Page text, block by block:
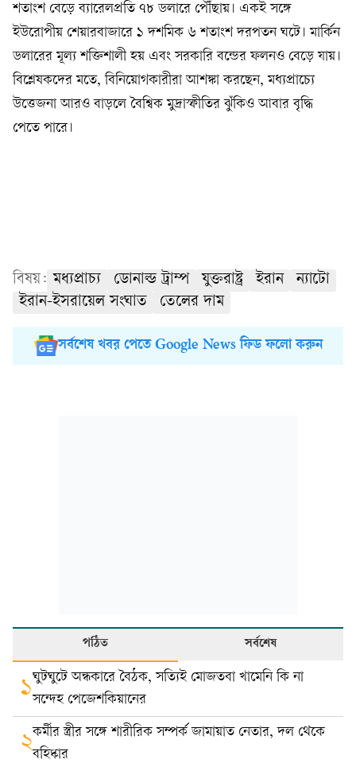
শতাংশ বেড়ে ব্যারেলপ্রতি ৭৮ ডলারে পৌঁছায়। একই সঙ্গে
ইউরোপীয় শেয়ারবাজারে ১ দশমিক ৬ শতাংশ দরপতন ঘটে। মার্কিন
ডলারের মূল্য শক্তিশালী হয় এবং সরকারি বন্ডের ফলনও বেড়ে যায়।
বিশ্লেষকদের মতে, বিনিয়োগকারীরা আশঙ্কা করছেন, মধ্যপ্রাচ্যে
উত্তেজনা আরও বাড়লে বৈশ্বিক মুদ্রাস্ফীতির ঝুঁকিও আবার বৃদ্ধি
পেতে পারে।
বিষয়: মধ্যপ্রাচ্য ডোনাল্ড ট্রাম্প যুক্তরাষ্ট্র ইরান
ন্যাটো
ইরান-ইসরায়েল সংঘাত
তেলের দাম
সর্বশেষ খবর পেতে Google News ফিড ফলো করুন
পঠিত সর্বশেষ
১ঘুটঘুটে অন্ধকারে বৈঠক, সত্যিই মোজতবা খামেনি কি না
সন্দেহ পেজেশকিয়ানের
২কর্মীর স্ত্রীর সঙ্গে শারীরিক সম্পর্ক জামায়াত নেতার, দল থেকে
বহিষ্কার